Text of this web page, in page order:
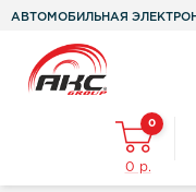
АВТОМОБИЛЬНАЯ
0
0 р.